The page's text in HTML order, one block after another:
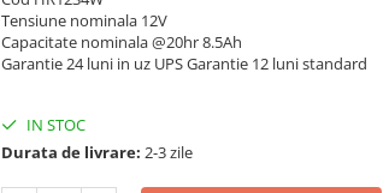
Tensiune nominala 12V
Capacitate nominala @20hr 8.5Ah
Garantie 24 luni in uz UPS Garantie 12 luni standard
IN STOC
Durata de livrare: 2-3 zile